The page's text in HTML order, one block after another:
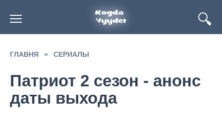
содержанию
ГЛАВНЯ » СЕРИАЛЫ
Патриот 2 сезон - анонс
даты выхода